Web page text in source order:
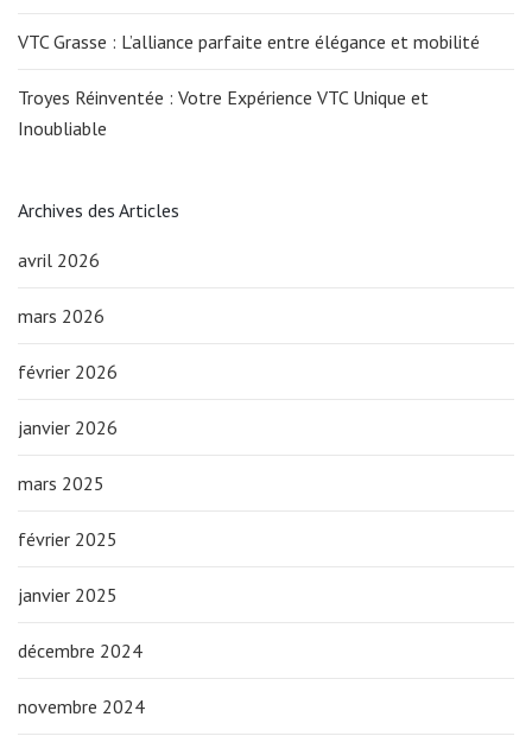
VTC Grasse : L’alliance parfaite entre élégance et mobilité
Troyes Réinventée : Votre Expérience VTC Unique et
Inoubliable
Archives des Articles
avril 2026
mars 2026
février 2026
janvier 2026
mars 2025
février 2025
janvier 2025
décembre 2024
novembre 2024